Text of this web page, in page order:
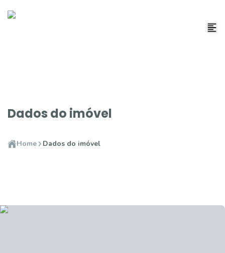
Dados do imóvel
Home Dados do imóvel